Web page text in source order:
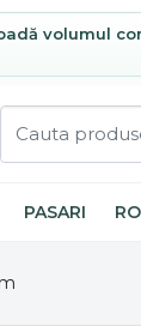
volumul
PASARI